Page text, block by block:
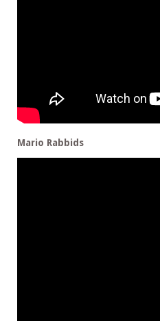
Mario Rabbids